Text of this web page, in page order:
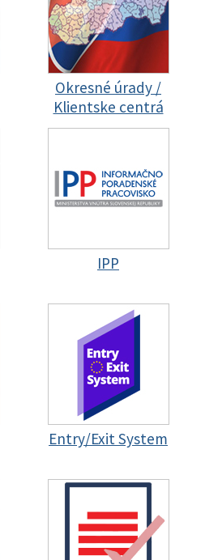
Okresné úrady /
Klientske centrá
IPP
Entry/Exit System